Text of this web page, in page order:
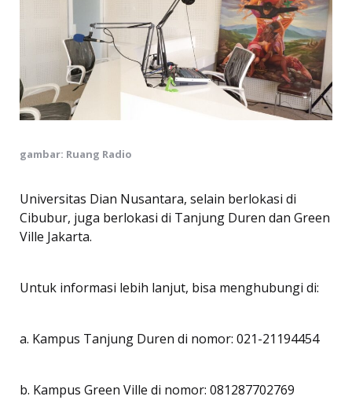
gambar: Ruang Radio
Universitas Dian Nusantara, selain berlokasi di
Cibubur, juga berlokasi di Tanjung Duren dan Green
Ville Jakarta.
Untuk informasi lebih lanjut, bisa menghubungi di:
a. Kampus Tanjung Duren di nomor: 021-21194454
b. Kampus Green Ville di nomor: 081287702769